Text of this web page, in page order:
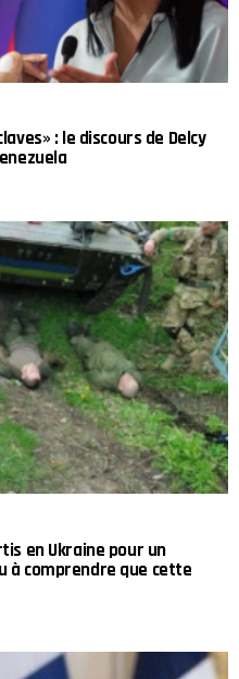
: le discours de Delcy
en Ukraine pour un
à comprendre que cette